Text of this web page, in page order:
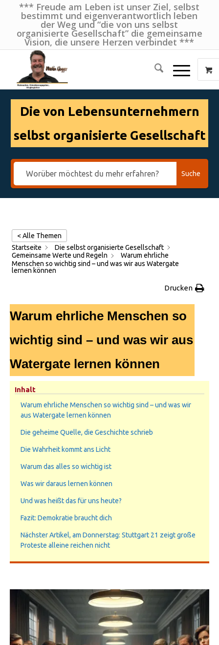
*** Freude am Leben ist unser Ziel, selbst
bestimmt und eigenverantwortlich leben
der Weg und “die von uns selbst
organisierte Gesellschaft” die gemeinsame
Vision, die unsere Herzen verbindet ***
Die von Lebensunternehmern
selbst organisierte Gesellschaft
Suche
< Alle Themen
Startseite
Die selbst organisierte Gesellschaft
Gemeinsame Werte und Regeln
Warum ehrliche
Menschen so wichtig sind – und was wir aus Watergate
lernen können
Drucken
Warum ehrliche Menschen so
wichtig sind – und was wir aus
Watergate lernen können
Inhalt
Warum ehrliche Menschen so wichtig sind – und was wir
aus Watergate lernen können
Die geheime Quelle, die Geschichte schrieb
Die Wahrheit kommt ans Licht
Warum das alles so wichtig ist
Was wir daraus lernen können
Und was heißt das für uns heute?
Fazit: Demokratie braucht dich
Nächster Artikel, am Donnerstag: Stuttgart 21 zeigt große
Proteste alleine reichen nicht